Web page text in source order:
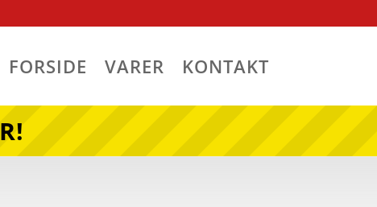
FORSIDE VARER KONTAKT